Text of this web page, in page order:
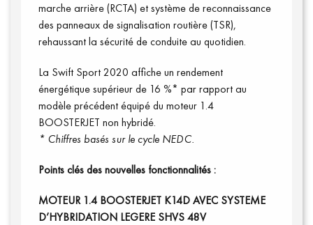
Vidéos
marche arrière (RCTA) et système de reconnaissance
des panneaux de signalisation routière (TSR),
rehaussant la sécurité de conduite au quotidien.
La Swift Sport 2020 affiche un rendement
énergétique supérieur de 16 %* par rapport au
modèle précédent équipé du moteur 1.4
BOOSTERJET non hybridé.
* Chiffres basés sur le cycle NEDC.
Points clés des nouvelles fonctionnalités :
MOTEUR 1.4 BOOSTERJET K14D AVEC SYSTEME
D’HYBRIDATION LEGERE SHVS 48V